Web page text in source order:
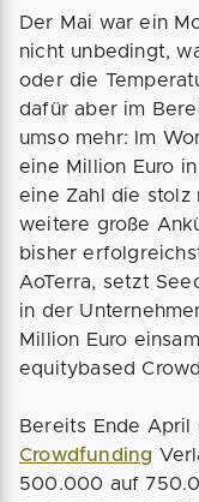
Der Mai war ein
nicht unbedingt,
oder die
dafür aber im
umso mehr: Im
eine Million Euro
eine Zahl die stolz
weitere große
bisher
AoTerra, setzt
in der
Million Euro
equitybased
Bereits Ende
Crowdfunding
500.000 auf